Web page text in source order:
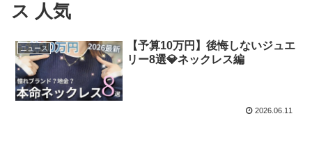
ス 人気
ニュース
【予算10万円】後悔しないジュエ
リー8選💎ネックレス編
2026.06.11